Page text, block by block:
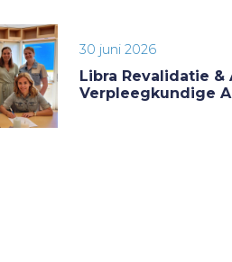
30 juni 2026
Libra Revalidatie
Verpleegkundige